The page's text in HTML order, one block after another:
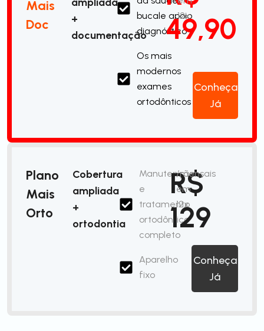
Mais
Doc
+
documentação
bucale apoio
diagnóstico
Os mais
modernos
exames
ortodônticos
49,90
12x
Conheça
Já
Plano
Mais
Orto
Cobertura
ampliada
+
ortodontia
Manutenção
e
tratamento
ortodôntico
completo
Aparelho
fixo
R$
129
/mensais
em
12x
Conheça
Já